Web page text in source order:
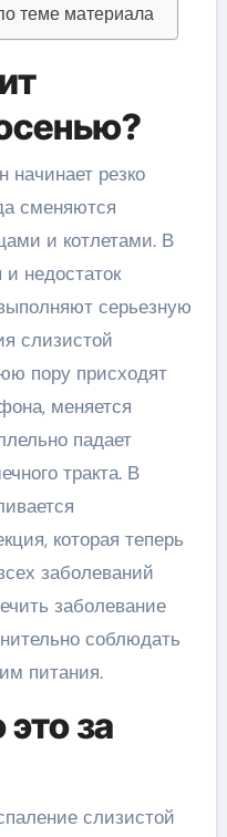
теме материала
резко
сменяются
и котлетами. В
недостаток
серьезную
слизистой
пору присходят
меняется
падает
тракта. В
которая теперь
заболеваний
заболевание
соблюдать
питания.
за
слизистой